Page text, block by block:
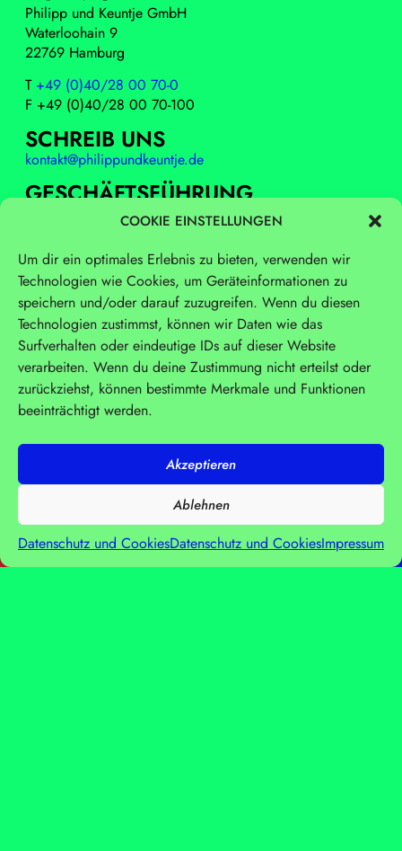
COOKIE EINSTELLUNGEN
Um dir ein optimales Erlebnis zu bieten, verwenden wir
Technologien wie Cookies, um Geräteinformationen zu
speichern und/oder darauf zuzugreifen. Wenn du diesen
Technologien zustimmst, können wir Daten wie das
Surfverhalten oder eindeutige IDs auf dieser Website
verarbeiten. Wenn du deine Zustimmung nicht erteilst oder
zurückziehst, können bestimmte Merkmale und Funktionen
beeinträchtigt werden.
Akzeptieren
Ablehnen
Datenschutz und CookiesDatenschutz und CookiesImpressum
Philipp und Keuntje GmbH
Waterloohain 9
22769 Hamburg
T +49 (0)40/28 00 70-0
F +49 (0)40/28 00 70-100
SCHREIB UNS
kontakt@philippundkeuntje.de
GESCHÄFTSFÜHRUNG
Stephan Giest, Oliver Kielinski, Marjorieth Sanmartin
REGISTERGERICHT UND
REGISTERNUMMER
Amtsgericht Hamburg
HRB 69344
UMSATZSTEUER-
IDENTIFIKATIONSNUMMER
DE 812628667